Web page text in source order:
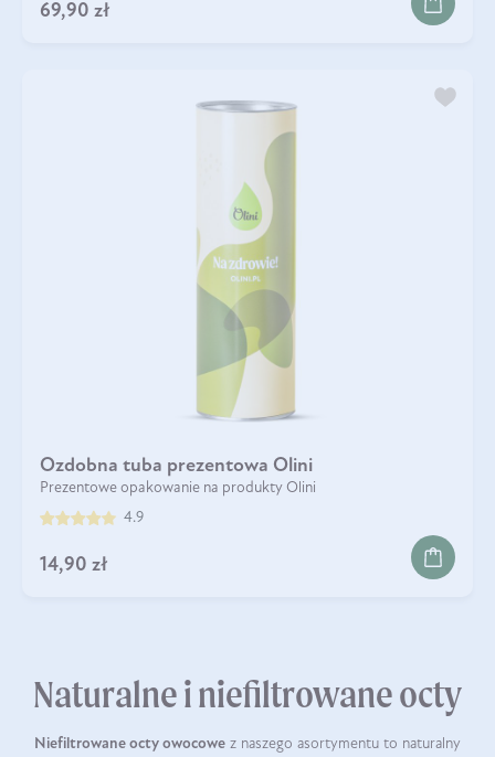
69,90 zł
Ozdobna tuba prezentowa Olini
Prezentowe opakowanie na produkty Olini
4.9
14,90 zł
Naturalne i niefiltrowane octy
Niefiltrowane octy owocowe z naszego asortymentu to naturalny